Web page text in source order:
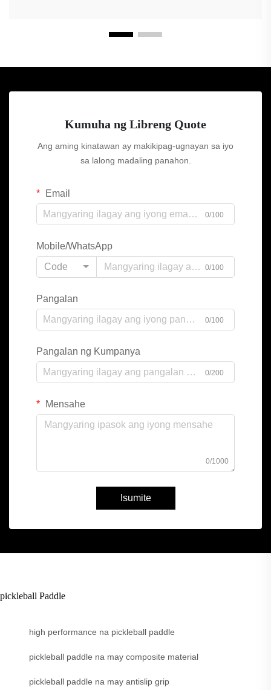
Kumuha ng Libreng Quote
Ang aming kinatawan ay makikipag-ugnayan sa iyo
sa lalong madaling panahon.
Email
0/100
Mobile/WhatsApp
Code
0/100
Pangalan
0/100
Pangalan ng Kumpanya
0/200
Mensahe
0/1000
Isumite
pickleball Paddle
high performance na pickleball paddle
pickleball paddle na may composite material
pickleball paddle na may antislip grip